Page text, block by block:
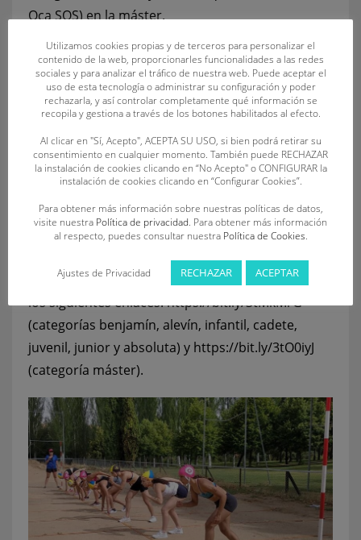
Oca SOS) en la máster.
La prueba de relevo sprint playa finalizó con tres
oros para el C.D. Oca SOS (categorías cadete y
máster masculina e infantil femenina) y el C.D.
Unión Esgueva SOSVA (cadete y absoluto
femenina e infantil masculina), dos para el C.D.
SOS La Bañeza (ambos equipos de la categoría
alevín) y un oro para el equipo masculino
absoluto del C.D. Salvamento León. Todos los
resultados de la duodécima edición del
Campeonato de Castilla y León de Verano de
Salvamento y Socorrismo pueden consultarse en
los siguientes enlaces:https://bit.ly/3tMkMrG
(categorías benjamín, alevín, infantil, cadete,
juvenil, junior y absoluta) y https://bit.ly/3tO0iyJ
(categoría máster).
Utilizamos cookies propias y de terceros para personalizar el
contenido de la web, proporcionarles funcionalidades a las redes
sociales y para analizar el tráfico de nuestra web. Puede aceptar el
uso de esta tecnología o administrar su configuración y poder
rechazarla, y así controlar completamente qué información se
recopila y gestiona a través de los botones habilitados al efecto.
Al clicar en "Sí, Acepto", ACEPTA SU USO, si bien podrá retirar su
consentimiento en cualquier momento. También puede RECHAZAR
la instalación de cookies clicando en “No Acepto" o CONFIGURAR la
instalación de cookies clicando en “Configurar Cookies”.
Para obtener más información sobre nuestras políticas de datos,
visite nuestra Política de privacidad. Para obtener más información
al respecto, puedes consultar nuestra Política de Cookies.
Ajustes de Privacidad RECHAZAR ACEPTAR